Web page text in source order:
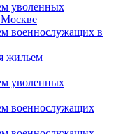
уволенных
военнослужащих в
жильем
уволенных
военнослужащих